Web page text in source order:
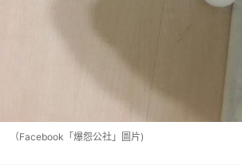
（Facebook「爆怨公社」圖片)